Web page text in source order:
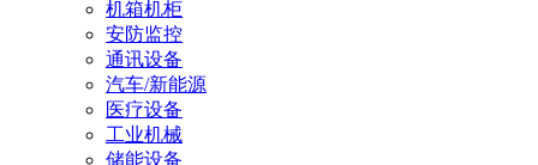
机箱机柜
安防监控
通讯设备
汽车/新能源
医疗设备
工业机械
储能设备